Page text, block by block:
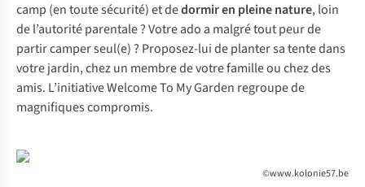
camp (en toute sécurité) et dedormir en pleine nature, loin
de l’autorité parentale ? Votre ado a malgré tout peur de
partir camper seul(e) ? Proposez-lui de planter sa tente dans
votre jardin, chez un membre de votre famille ou chez des
amis. L’initiativeWelcome To My Garden regroupe de
magnifiques compromis.
©www.kolonie57.be